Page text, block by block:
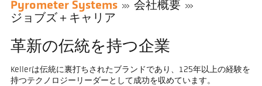
Pyrometer Systems
会社概要
ジョブズ＋キャリア
革新の伝統を持つ企業
Kellerは伝統に裏打ちされたブランドであり、125年以上の経験を
持つテクノロジーリーダーとして成功を収めています。